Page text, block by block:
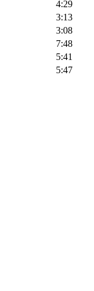
4:29
3:13
3:08
7:48
5:41
5:47